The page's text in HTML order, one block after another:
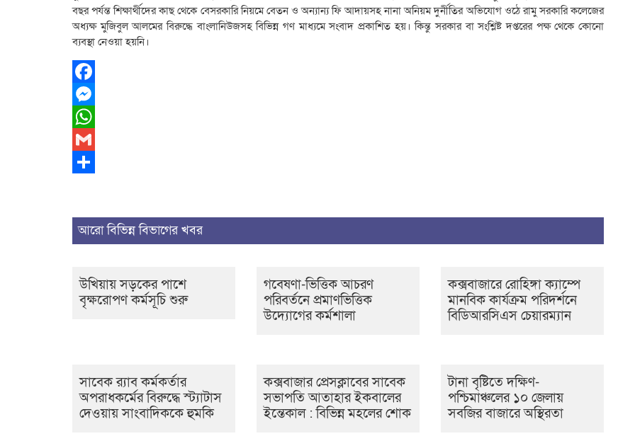
বছর পর্যন্ত শিক্ষার্থীদের কাছ থেকে বেসরকারি নিয়মে বেতন ও অন্যান্য ফি আদায়সহ নানা অনিয়ম দুর্নীতির অভিযোগ ওঠে রামু সরকারি কলেজের
অধ্যক্ষ মুজিবুল আলমের বিরুদ্ধে বাংলানিউজসহ বিভিন্ন গণ মাধ্যমে সংবাদ প্রকাশিত হয়। কিন্তু সরকার বা সংশ্লিষ্ট দপ্তরের পক্ষ থেকে কোনো
ব্যবস্থা নেওয়া হয়নি।
Facebook
Messenger
WhatsApp
Gmail
আরো বিভিন্ন বিভাগের খবর
উখিয়ায় সড়কের পাশে
বৃক্ষরোপণ কর্মসূচি শুরু
গবেষণা-ভিত্তিক আচরণ
পরিবর্তনে প্রমাণভিত্তিক
উদ্যোগের কর্মশালা
কক্সবাজারে রোহিঙ্গা ক্যাম্পে
মানবিক কার্যক্রম পরিদর্শনে
বিডিআরসিএস চেয়ারম্যান
সাবেক র‍্যাব কর্মকর্তার
অপরাধকর্মের বিরুদ্ধে স্ট্যাটাস
দেওয়ায় সাংবাদিককে হুমকি
কক্সবাজার প্রেসক্লাবের সাবেক
সভাপতি আতাহার ইকবালের
ইন্তেকাল : বিভিন্ন মহলের শোক
টানা বৃষ্টিতে দক্ষিণ-
পশ্চিমাঞ্চলের ১০ জেলায়
সবজির বাজারে অস্থিরতা